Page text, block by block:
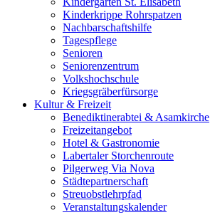
Kinderkrippe Rohrspatzen
Nachbarschaftshilfe
Tagespflege
Senioren
Seniorenzentrum
Volkshochschule
Kriegsgräberfürsorge
Kultur & Freizeit
Benediktinerabtei & Asamkirche
Freizeitangebot
Hotel & Gastronomie
Labertaler Storchenroute
Pilgerweg Via Nova
Städtepartnerschaft
Streuobstlehrpfad
Veranstaltungskalender